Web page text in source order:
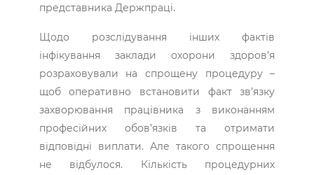
представника Держпраці.
Щодо розслідування інших фактів
інфікування заклади охорони здоров’я
розраховували на спрощену процедуру –
щоб оперативно встановити факт зв’язку
захворювання працівника з виконанням
професійних обов’язків та отримати
відповідні виплати. Але такого спрощення
не відбулося. Кількість процедурних